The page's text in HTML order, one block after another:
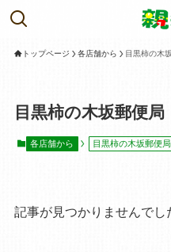
トップページ 各店舗から 目黒柿の木
目黒柿の木坂郵便局
各店舗から 目黒柿の木坂郵便局
記事が見つかりませんでし